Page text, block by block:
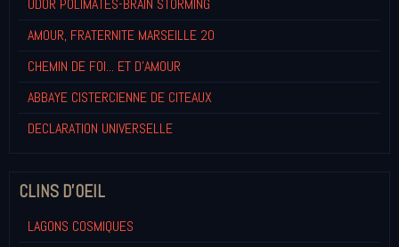
UDOR POLIMATES-BRAIN STORMING
AMOUR, FRATERNITE MARSEILLE 20
CHEMIN DE FOI... ET D'AMOUR
ABBAYE CISTERCIENNE DE CITEAUX
DECLARATION UNIVERSELLE
CLINS D'OEIL
LAGONS COSMIQUES